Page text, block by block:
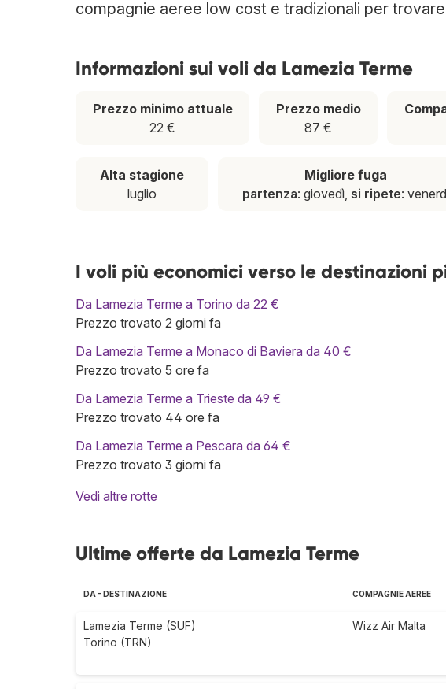
compagnie aeree low cost e tradizionali per
Informazioni sui voli da Lamezia Terme
Prezzo minimo attuale
22 €
Prezzo medio
87 €
Alta stagione
luglio
Migliore fuga
partenza: giovedì, si ripete:
I voli più economici verso le destinazioni
Da Lamezia Terme a Torino da 22 €
Prezzo trovato 2 giorni fa
Da Lamezia Terme a Monaco di Baviera da 40 €
Prezzo trovato 5 ore fa
Da Lamezia Terme a Trieste da 49 €
Prezzo trovato 44 ore fa
Da Lamezia Terme a Pescara da 64 €
Prezzo trovato 3 giorni fa
Vedi altre rotte
Ultime offerte da Lamezia Terme
DA - DESTINAZIONE COMPAGNIE AEREE
Lamezia Terme (SUF)
Torino (TRN)
Wizz Air Malta